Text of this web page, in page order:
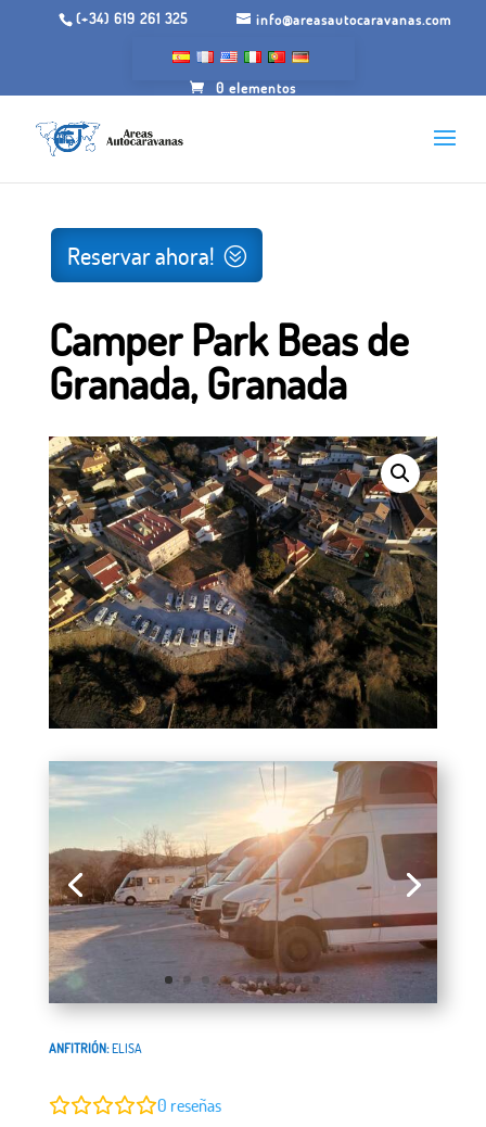
(+34) 619 261 325 info@areasautocaravanas.com
0 elementos
de Granada, Granada
Reservar ahora!
Camper Park Beas de
Granada, Granada
ANFITRIÓN:ELISA
0 reseñas